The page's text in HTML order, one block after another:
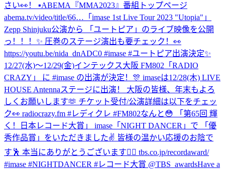
さい👀！ ▪︎ABEMA『MMA2023』番組トップページ
abema.tv/video/title/66… 「imase 1st Live Tour 2023 "Utopia"」
Zepp Shinjuku公演から 「ユートピア」のライブ映像を公開
っ！！！✨ 圧巻のステージ演出も要チェック！👀
https://youtu.be/nida_dnADC0 #imase #ユートピア出演決定✨
12/27(水)〜12/29(金)インテックス大阪 FM802「RADIO
CRAZY」 に #imase の出演が決定！🎊 imaseは12/28(木) LIVE
HOUSE Antennaステージに出演！ 大阪の皆様、年末もよろ
しくお願いします🫶 チケット受付/公演詳細は以下をチェッ
ク👀 radiocrazy.fm #レディクレ #FM802なんと😳 「第65回 輝
く！日本レコード大賞」 imase「NIGHT DANCER」で 「優
秀作品賞」をいただきました✌️ 皆様の温かい応援のお陰で
す🕺 本当にありがとうございます❤️‍🔥 tbs.co.jp/recordaward/
#imase #NIGHTDANCER #レコード大賞 @TBS_awardsHave a